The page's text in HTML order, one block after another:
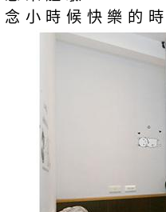
小時候快樂的